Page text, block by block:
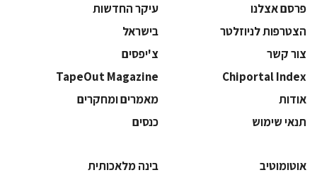
פרסם אצלנו
עיקר החדשות
הצטרפות לניוזלטר
בישראל
צור קשר
צ'יפסים
Chiportal Index
TapeOut Magazine
אודות
מאמרים ומחקרים
תנאי שימוש
כנסים
אוטומוטיב
בינה מלאכותית